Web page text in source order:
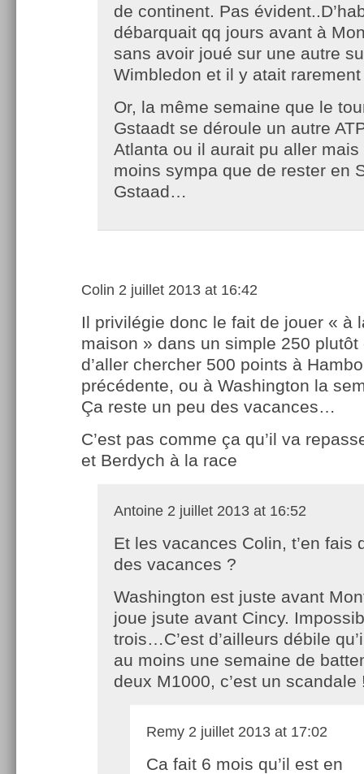
de continent. Pas
débarquait qq jours avant à
sans avoir joué sur une autre
Wimbledon et il y atait
Or, la même semaine que le
Gstaadt se déroule un autre
Atlanta ou il aurait pu aller mais
moins sympa que de rester en
Gstaad…
Colin 2 juillet 2013 at 16:42
Il privilégie donc le fait de jouer « à
maison » dans un simple 250 plutôt
d’aller chercher 500 points à
précédente, ou à Washington la
Ça reste un peu des vacances…
C’est pas comme ça qu’il va
et Berdych à la race
Antoine 2 juillet 2013 at 16:52
Et les vacances Colin, t’en fais
des vacances ?
Washington est juste avant
joue jsute avant Cincy.
trois…C’est d’ailleurs débile
au moins une semaine de
deux M1000, c’est un scandale
Remy 2 juillet 2013 at 17:02
Ca fait 6 mois qu’il est en